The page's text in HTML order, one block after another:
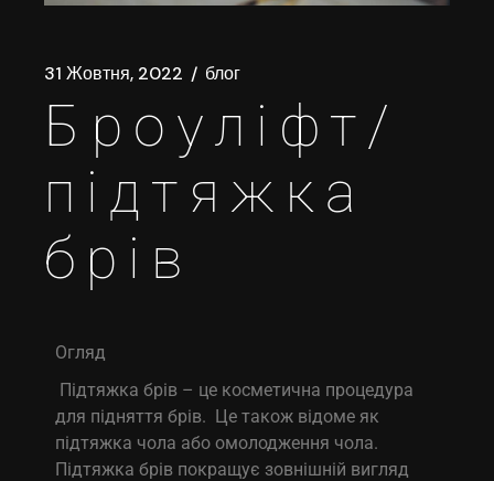
31 Жовтня, 2022 блог
Броуліфт/
підтяжка
брів
Огляд
Підтяжка брів – це косметична процедура
для підняття брів. Це також відоме як
підтяжка чола або омолодження чола.
Підтяжка брів покращує зовнішній вигляд